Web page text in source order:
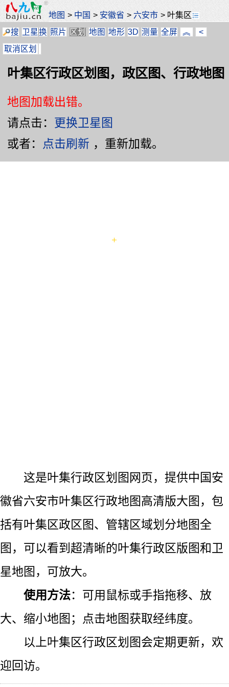
地图 > 中国 > 安徽省 >六安市 > 叶集区
搜 卫星换 照片 区划 地图 地形 3D 测量 全屏 ︽
<
取消区划
叶集区行政区划图，政区图、行政地图
地图加载出错。
请点击： 更换卫星图
或者：
点击刷新 ，重新加载。
这是叶集行政区划图网页，提供中国安
徽省六安市叶集区行政地图高清版大图，包
括有叶集区政区图、管辖区域划分地图全
图，可以看到超清晰的叶集行政区版图和卫
星地图，可放大。
使用方法：可用鼠标或手指拖移、放
大、缩小地图；点击地图获取经纬度。
以上叶集区行政区划图会定期更新，欢
迎回访。